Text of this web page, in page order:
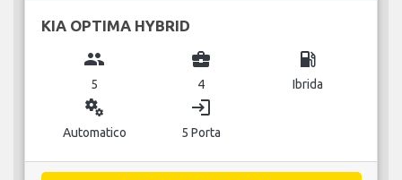
KIA OPTIMA HYBRID
group
5
business_center
4
local_gas_station
Ibrida
miscellaneous_services
Automatico
login
5 Porta